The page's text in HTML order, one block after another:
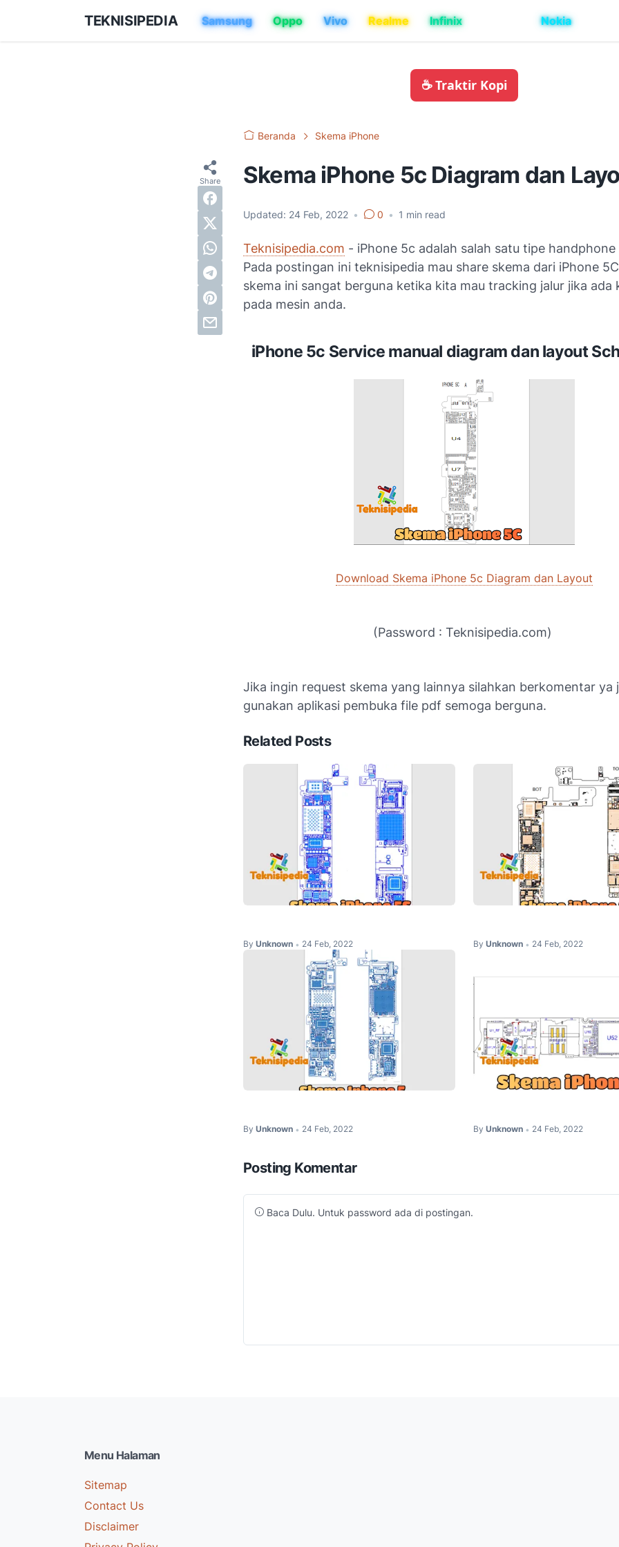
TEKNISIPEDIA Samsung Oppo Vivo Realme Infinix Nokia
☕ Traktir Kopi
Beranda Skema iPhone
Skema iPhone 5c Diagram dan
Updated: 24 Feb, 2022 • 0 • 1 min read
Teknisipedia.com - iPhone 5c adalah salah satu tipe handphone
Pada postingan ini teknisipedia mau share skema dari iPhone
skema ini sangat berguna ketika kita mau tracking jalur jika ada
pada mesin anda.
iPhone 5c Service manual diagram dan layout
Download Skema iPhone 5c Diagram dan Layout
(Password : Teknisipedia.com)
Jika ingin request skema yang lainnya silahkan berkomentar ya
gunakan aplikasi pembuka file pdf semoga berguna.
Related Posts
By Unknown • 24 Feb, 2022 By Unknown • 24 Feb, 2022
By Unknown • 24 Feb, 2022 By Unknown • 24 Feb, 2022
Posting Komentar
Baca Dulu. Untuk password ada di postingan.
Menu Halaman
Sitemap
Contact Us
Disclaimer